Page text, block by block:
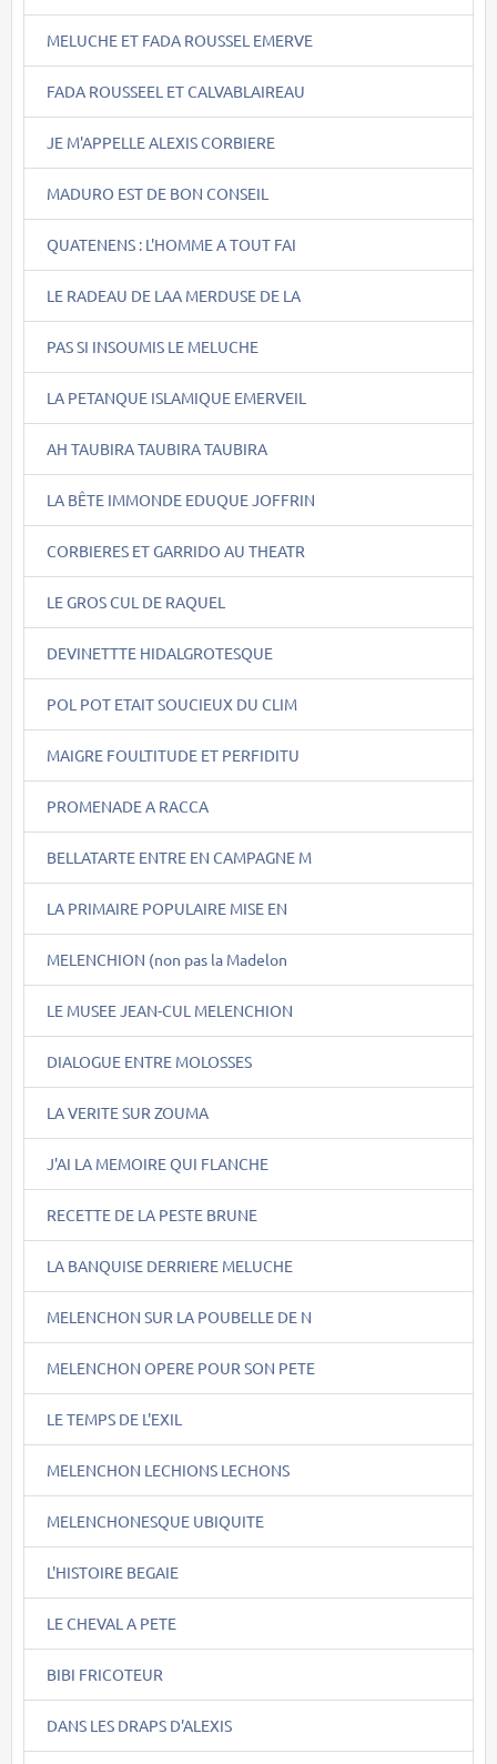
MELUCHE ET FADA ROUSSEL EMERVE
FADA ROUSSEEL ET CALVABLAIREAU
JE M'APPELLE ALEXIS CORBIERE
MADURO EST DE BON CONSEIL
QUATENENS : L'HOMME A TOUT FAI
LE RADEAU DE LAA MERDUSE DE LA
PAS SI INSOUMIS LE MELUCHE
LA PETANQUE ISLAMIQUE EMERVEIL
AH TAUBIRA TAUBIRA TAUBIRA
LA BÊTE IMMONDE EDUQUE JOFFRIN
CORBIERES ET GARRIDO AU THEATR
LE GROS CUL DE RAQUEL
DEVINETTTE HIDALGROTESQUE
POL POT ETAIT SOUCIEUX DU CLIM
MAIGRE FOULTITUDE ET PERFIDITU
PROMENADE A RACCA
BELLATARTE ENTRE EN CAMPAGNE M
LA PRIMAIRE POPULAIRE MISE EN
MELENCHION (non pas la Madelon
LE MUSEE JEAN-CUL MELENCHION
DIALOGUE ENTRE MOLOSSES
LA VERITE SUR ZOUMA
J'AI LA MEMOIRE QUI FLANCHE
RECETTE DE LA PESTE BRUNE
LA BANQUISE DERRIERE MELUCHE
MELENCHON SUR LA POUBELLE DE N
MELENCHON OPERE POUR SON PETE
LE TEMPS DE L'EXIL
MELENCHON LECHIONS LECHONS
MELENCHONESQUE UBIQUITE
L'HISTOIRE BEGAIE
LE CHEVAL A PETE
BIBI FRICOTEUR
DANS LES DRAPS D'ALEXIS